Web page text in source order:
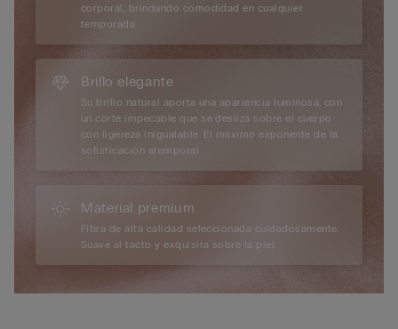
corporal, brindando comodidad en cualquier
temporada.
Brillo elegante
Su brillo natural aporta una apariencia luminosa, con
un corte impecable que se desliza sobre el cuerpo
con ligereza inigualable. El máximo exponente de la
sofisticación atemporal.
Material premium
Fibra de alta calidad seleccionada cuidadosamente.
Suave al tacto y exquisita sobre la piel.